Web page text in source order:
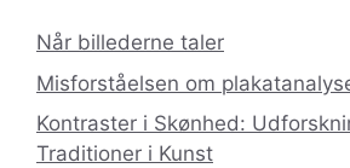
Når billederne taler
Misforståelsen om
Kontraster i Skønhed:
Traditioner i Kunst